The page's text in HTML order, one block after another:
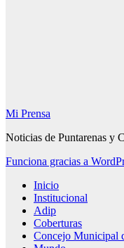
Mi Prensa
Noticias de Puntarenas y
Funciona gracias a
Inicio
Institucional
Adip
Coberturas
Concejo Municipal